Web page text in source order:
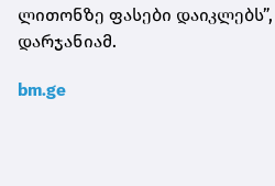
ლითონზე ფასები
დარჯანიამ.
bm.ge